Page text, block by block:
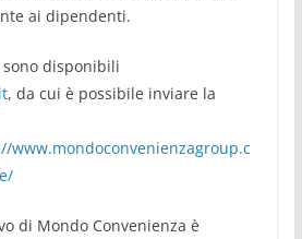
ai dipendenti.
disponibili
, da cui è possibile inviare la
www.mondoconvenienzagroup.c
di Mondo Convenienza è